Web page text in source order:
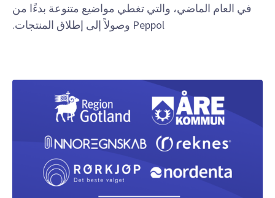
في العام الماضي، والتي تغطي مواضيع متنوعة بدءًا من
Peppol وصولاً إلى إطلاق المنتجات.